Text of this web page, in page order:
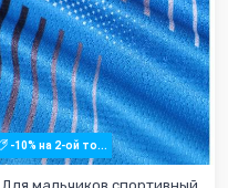
-10% на 2-ой то...